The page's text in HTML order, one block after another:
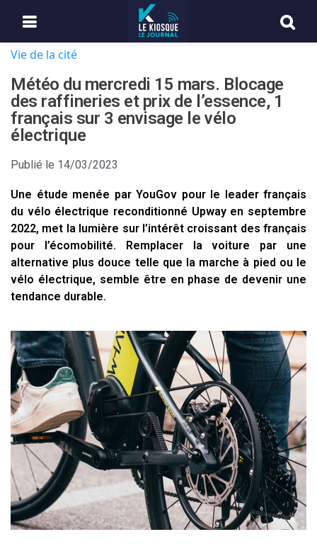
Vie de la cité
Météo du mercredi 15 mars. Blocage
des raffineries et prix de l’essence, 1
français sur 3 envisage le vélo
électrique
Publié le 14/03/2023
Une étude menée par YouGov pour le leader français
du vélo électrique reconditionné Upway en septembre
2022, met la lumière sur l’intérêt croissant des français
pour l’écomobilité. Remplacer la voiture par une
alternative plus douce telle que la marche à pied ou le
vélo électrique, semble être en phase de devenir une
tendance durable.